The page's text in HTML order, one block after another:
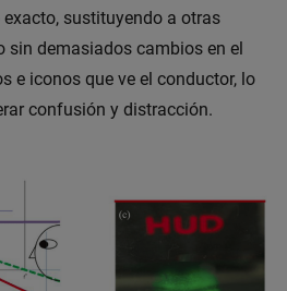
sustituyendo a otras
sin demasiados cambios en el
e iconos que ve el conductor, lo
confusión y distracción.